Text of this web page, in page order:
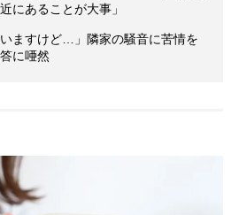
にあることが大事」
いますけど…」隣家の騒音に苦情を
に唖然